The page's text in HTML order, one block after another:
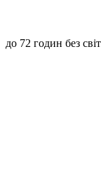
до 72 годин без